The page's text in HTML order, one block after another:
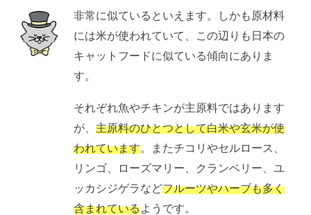
非常に似ているといえます。しかも原材料
には米が使われていて、この辺りも日本の
キャットフードに似ている傾向にありま
す。
それぞれ魚やチキンが主原料ではあります
が、主原料のひとつとして白米や玄米が使
われています。またチコリやセルロース、
リンゴ、ローズマリー、クランベリー、ユ
ッカシジゲラなどフルーツやハーブも多く
含まれているようです。